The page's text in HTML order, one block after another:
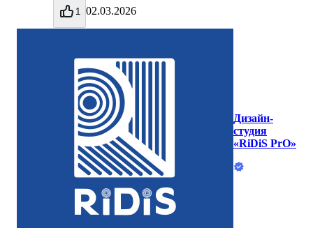
1 02.03.2026
Дизайн-
студия
«RiDiS PrO»